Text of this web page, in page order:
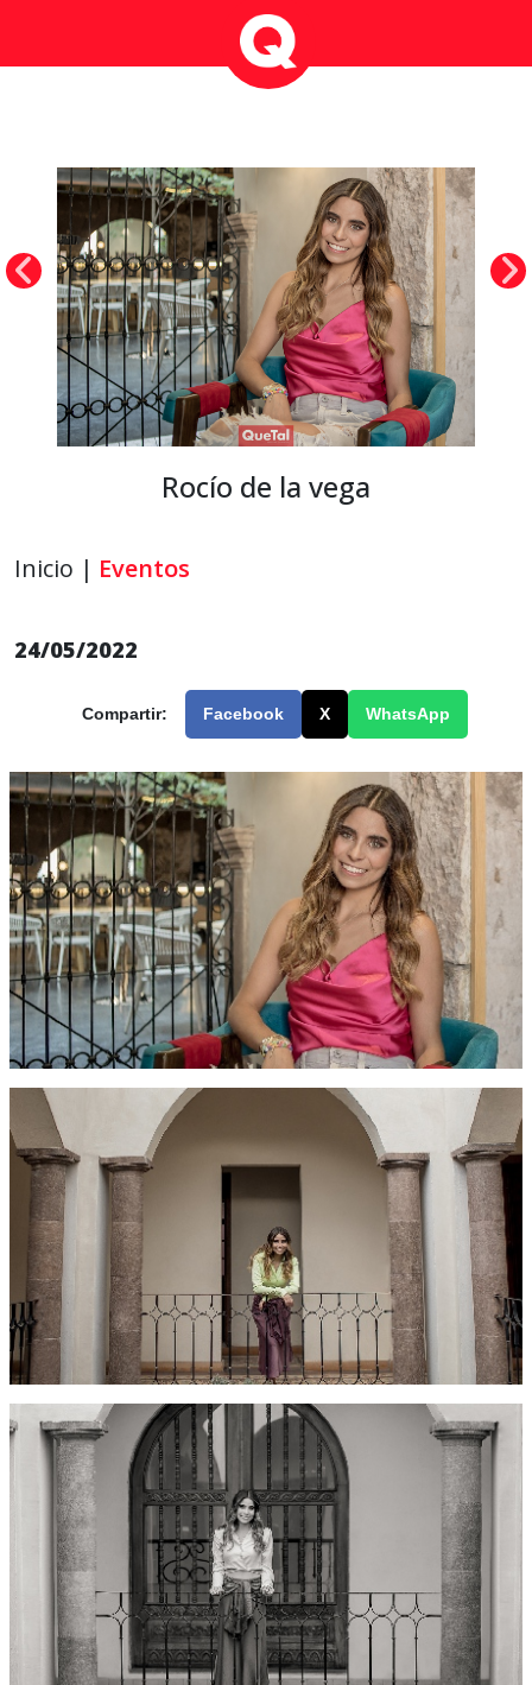
Rocío de la vega
Inicio | Eventos
24/05/2022
Compartir: Facebook X WhatsApp